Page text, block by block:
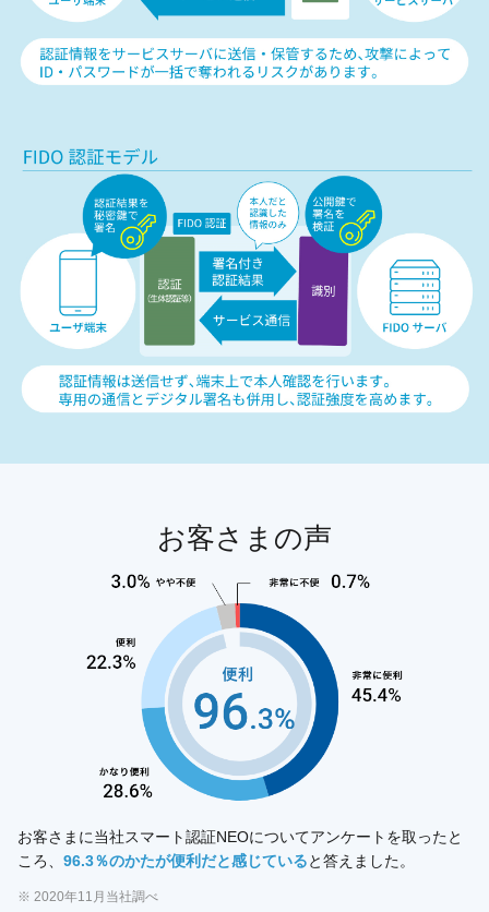
お客さまの声
お客さまに当社スマート認証NEOについてアンケートを取ったと
ころ、 96.3％のかたが便利だと感じていると答えました。
※ 2020年11月当社調べ